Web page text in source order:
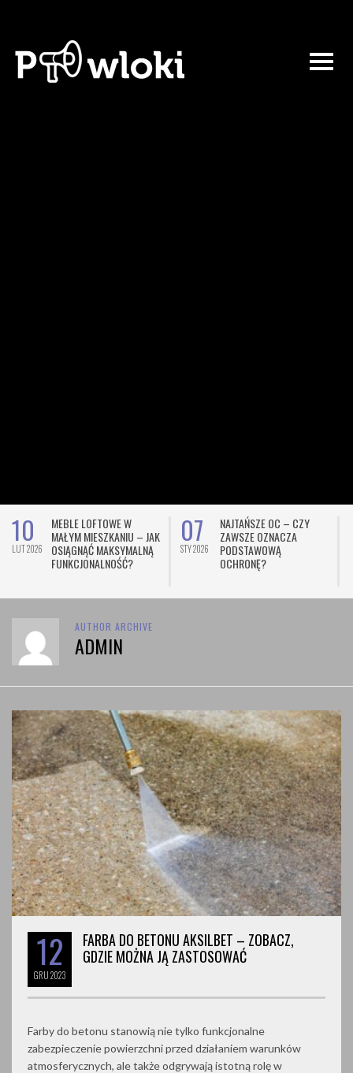
10
LUT 2026
MEBLE LOFTOWE W
MAŁYM MIESZKANIU – JAK
OSIĄGNĄĆ MAKSYMALNĄ
FUNKCJONALNOŚĆ?
07
STY 2026
NAJTAŃSZE OC – CZY
ZAWSZE OZNACZA
PODSTAWOWĄ
OCHRONĘ?
AUTHOR ARCHIVE
ADMIN
12
GRU2023
FARBA DO BETONU AKSILBET – ZOBACZ,
GDZIE MOŻNA JĄ ZASTOSOWAĆ
Farby do betonu stanowią nie tylko funkcjonalne
zabezpieczenie powierzchni przed działaniem warunków
atmosferycznych, ale także odgrywają istotną rolę w